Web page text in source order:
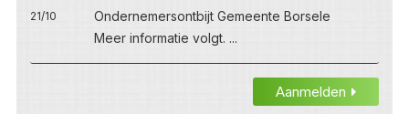
21/10
Ondernemersontbijt Gemeente Borsele
Meer informatie volgt. ...
Aanmelden